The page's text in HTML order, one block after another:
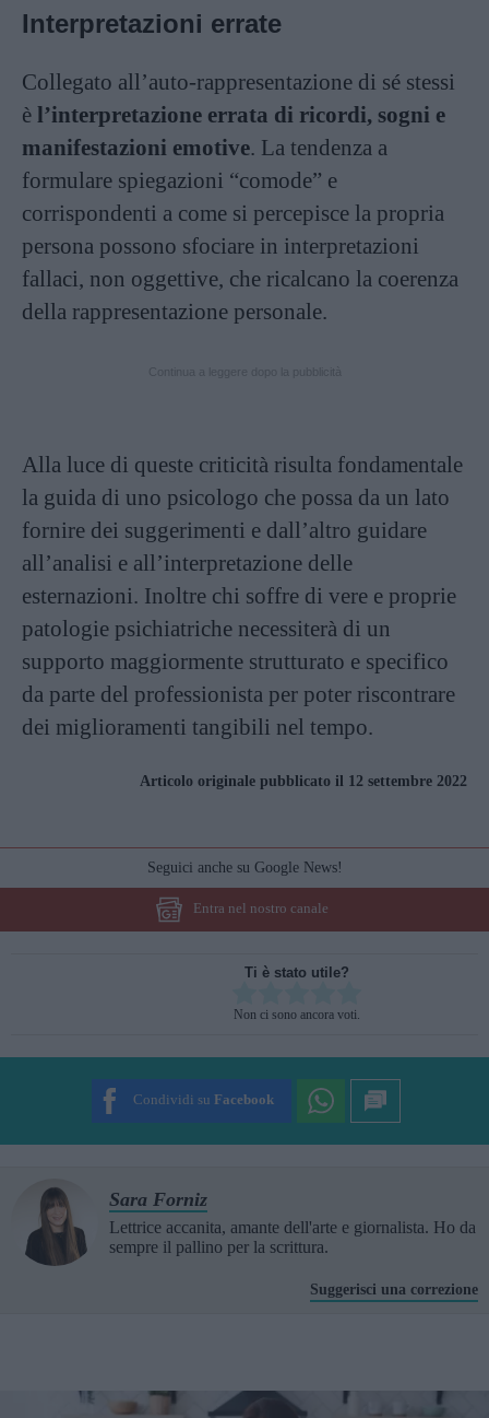
Interpretazioni errate
Collegato all’auto-rappresentazione di sé stessi
è l’interpretazione errata di ricordi, sogni e
manifestazioni emotive. La tendenza a
formulare spiegazioni “comode” e
corrispondenti a come si percepisce la propria
persona possono sfociare in interpretazioni
fallaci, non oggettive, che ricalcano la coerenza
della rappresentazione personale.
Alla luce di queste criticità risulta fondamentale
la guida di uno psicologo che possa da un lato
fornire dei suggerimenti e dall’altro guidare
all’analisi e all’interpretazione delle
esternazioni. Inoltre chi soffre di vere e proprie
patologie psichiatriche necessiterà di un
supporto maggiormente strutturato e specifico
da parte del professionista per poter riscontrare
dei miglioramenti tangibili nel tempo.
Articolo originale pubblicato il 12 settembre 2022
Seguici anche su Google News!
Entra nel nostro canale
Ti è stato utile?
Non ci sono ancora voti.
Condividi su Facebook
Sara Forniz
Lettrice accanita, amante dell'arte e giornalista. Ho da
sempre il pallino per la scrittura.
Suggerisci una correzione